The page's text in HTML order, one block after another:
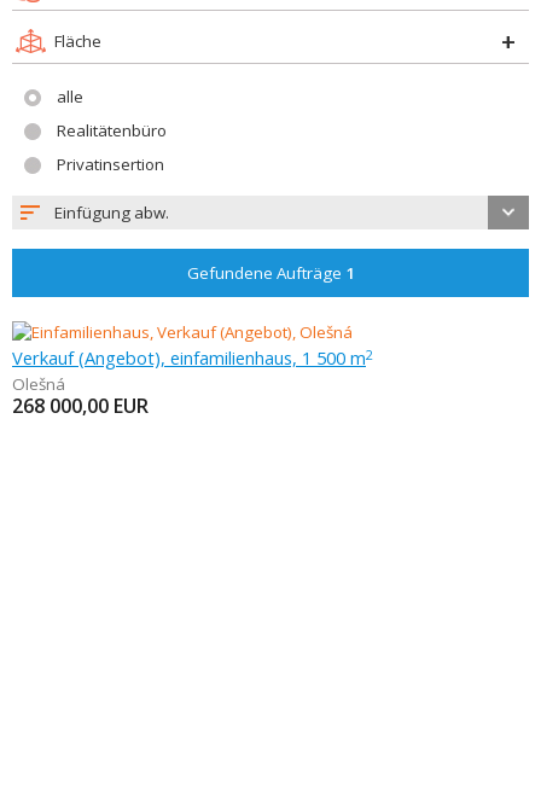
Fläche
alle
Realitätenbüro
Privatinsertion
Einfügung abw.
Gefundene Aufträge 1
Verkauf (Angebot), einfamilienhaus, 1 500 m2
Olešná
268 000,00 EUR